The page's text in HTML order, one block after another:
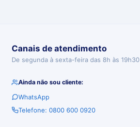
Canais de atendimento
De segunda à sexta-feira das 8h às 19h30
Ainda não sou cliente:
WhatsApp
Telefone: 0800 600 0920